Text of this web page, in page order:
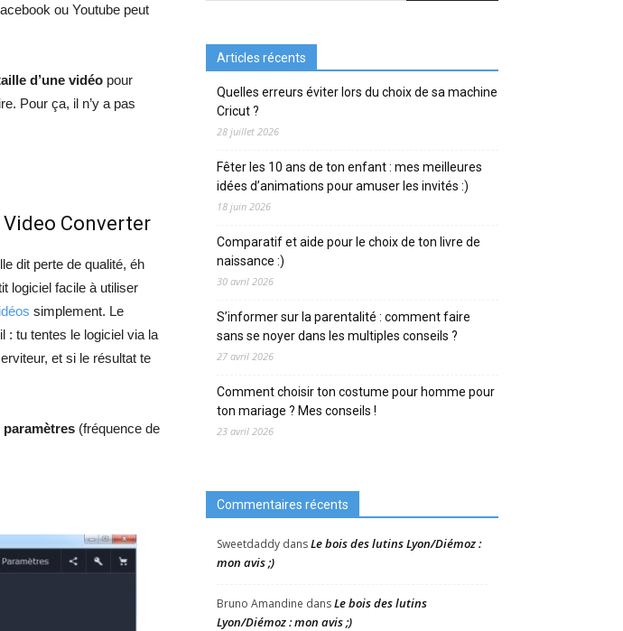
ou Youtube peut
d’une vidéo pour
Pour ça, il n’y a pas
Converter
dit perte de qualité, éh
logiciel facile à utiliser
simplement. Le
: tu tentes le logiciel via la
et si le résultat te
(fréquence de
Articles récents
Quelles erreurs éviter lors du choix de sa machine
Cricut ?
28 juillet 2026
Fêter les 10 ans de ton enfant : mes meilleures
idées d’animations pour amuser les invités :)
18 juin 2026
Comparatif et aide pour le choix de ton livre de
naissance :)
30 avril 2026
S’informer sur la parentalité : comment faire
sans se noyer dans les multiples conseils ?
27 avril 2026
Comment choisir ton costume pour homme pour
ton mariage ? Mes conseils !
23 avril 2026
Commentaires récents
Sweetdaddy dansLe bois des lutins Lyon/Diémoz :
mon avis ;)
Bruno Amandine dansLe bois des lutins
Lyon/Diémoz : mon avis ;)